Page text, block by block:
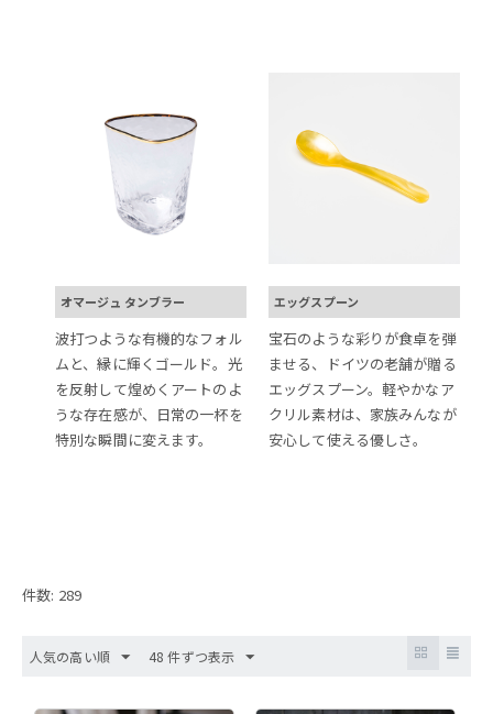
オマージュ タンブラー
波打つような有機的なフォル
ムと、縁に輝くゴールド。光
を反射して煌めくアートのよ
うな存在感が、日常の一杯を
特別な瞬間に変えます。
エッグスプーン
宝石のような彩りが食卓を弾
ませる、ドイツの老舗が贈る
エッグスプーン。軽やかなア
クリル素材は、家族みんなが
安心して使える優しさ。
件数: 289
人気の高い順 48 件ずつ表示